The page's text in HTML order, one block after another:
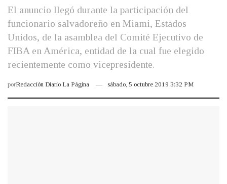
El anuncio llegó durante la participación del
funcionario salvadoreño en Miami, Estados
Unidos, de la asamblea del Comité Ejecutivo de
FIBA en América, entidad de la cual fue elegido
recientemente como vicepresidente.
porRedacción Diario La Página sábado, 5 octubre 2019 3:32 PM